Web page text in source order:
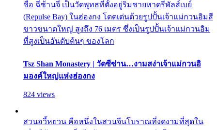
ชื่อ ฉี่ซ้านจี๋ เป็นวัดพุทธที่ตั้งอยู่ริมชายหาดรีพัลส์เบย์
(Repulse Bay) ในฮ่องกง โดดเด่นด้วยรูปปั้นเจ้าแม่กวนอิมสี
ขาวขนาดใหญ่ สูงถึง 76 เมตร ซึ่งเป็นรูปปั้นเจ้าแม่กวนอิม
ที่สูงเป็นอันดับต้นๆ ของโลก
Tsz Shan Monastery | วัดซีซ่าน…งามสง่าเจ้าแม่กวนอิ
มองค์ใหญ่แห่งฮ่องกง
824 views
สวนอวี้หยวน คือหนึ่งในสวนจีนโบราณที่งดงามที่สุดใน